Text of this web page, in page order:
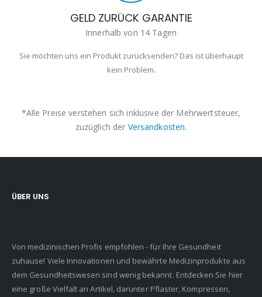
GELD ZURÜCK GARANTIE
Innerhalb von 14 Tagen
Sie möchten uns ein Produkt zurücksenden? Das ist überhaupt
kein Problem.
*Alle Preise verstehen sich inklusive der Mehrwertsteuer,
zuzüglich der Versandkosten.
ÜBER UNS
Von medizinischen Profis empfohlen - für Ihre Gesundheit
zuhause! Viele Innovationen und bewährte Medizinprodukte aus
dem Gesundheitswesen sind wenig bekannt. Entdecken Sie hier
eine große Vielfalt an Artikel, darunter Pflaster, Kompressen,